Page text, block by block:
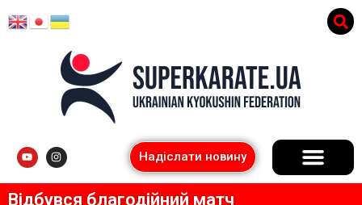
Надіслати новину
Відбувся благодійний матч